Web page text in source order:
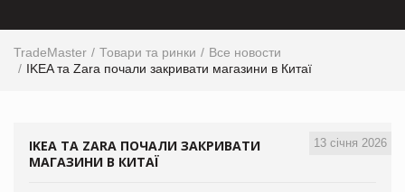
TradeMaster Товари та ринки
Все новости
IKEA та Zara почали закривати магазини в Китаї
13 січня 2026
IKEA ТА ZARA ПОЧАЛИ ЗАКРИВАТИ
МАГАЗИНИ В КИТАЇ